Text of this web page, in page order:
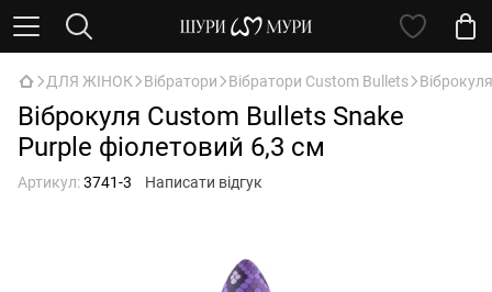
ДЛЯ ЖІНОК Вібратори Вібратори Custom Bullets
Віброкуля Custom Bullets Snake
Purple фіолетовий 6,3 см
Артикул:3741-3 Написати відгук